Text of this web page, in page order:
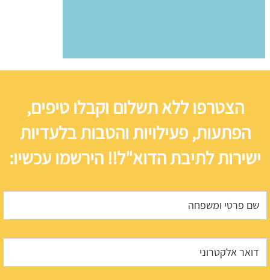
הצטרפו ללא תשלום וקבלו טיפים,
הפתעות, פעילויות והטבות בלעדיות
ישירות לתיבת הדוא"ל!! הירשמו עכשיו: